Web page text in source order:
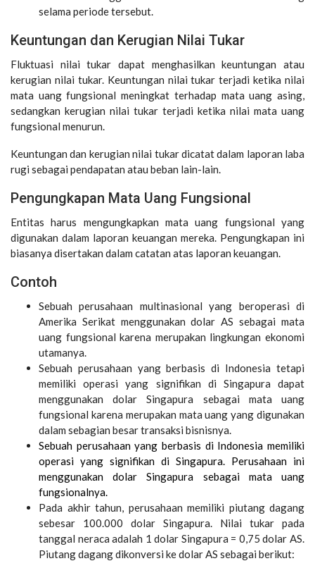
selama periode tersebut.
Keuntungan dan Kerugian Nilai Tukar
Fluktuasi nilai tukar dapat menghasilkan keuntungan atau
kerugian nilai tukar. Keuntungan nilai tukar terjadi ketika nilai
mata uang fungsional meningkat terhadap mata uang asing,
sedangkan kerugian nilai tukar terjadi ketika nilai mata uang
fungsional menurun.
Keuntungan dan kerugian nilai tukar dicatat dalam laporan laba
rugi sebagai pendapatan atau beban lain-lain.
Pengungkapan Mata Uang Fungsional
Entitas harus mengungkapkan mata uang fungsional yang
digunakan dalam laporan keuangan mereka. Pengungkapan ini
biasanya disertakan dalam catatan atas laporan keuangan.
Contoh
Sebuah perusahaan multinasional yang beroperasi di
Amerika Serikat menggunakan dolar AS sebagai mata
uang fungsional karena merupakan lingkungan ekonomi
utamanya.
Sebuah perusahaan yang berbasis di Indonesia tetapi
memiliki operasi yang signifikan di Singapura dapat
menggunakan dolar Singapura sebagai mata uang
fungsional karena merupakan mata uang yang digunakan
dalam sebagian besar transaksi bisnisnya.
Sebuah perusahaan yang berbasis di Indonesia memiliki
operasi yang signifikan di Singapura. Perusahaan ini
menggunakan dolar Singapura sebagai mata uang
fungsionalnya.
Pada akhir tahun, perusahaan memiliki piutang dagang
sebesar 100.000 dolar Singapura. Nilai tukar pada
tanggal neraca adalah 1 dolar Singapura = 0,75 dolar AS.
Piutang dagang dikonversi ke dolar AS sebagai berikut: